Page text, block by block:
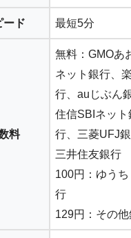
ード 最短5分
料
無料：GMOあ
ネット銀行、
行、auじぶん
住信SBIネット
行、三菱UFJ銀
三井住友銀行
100円：ゆうち
行
129円：その